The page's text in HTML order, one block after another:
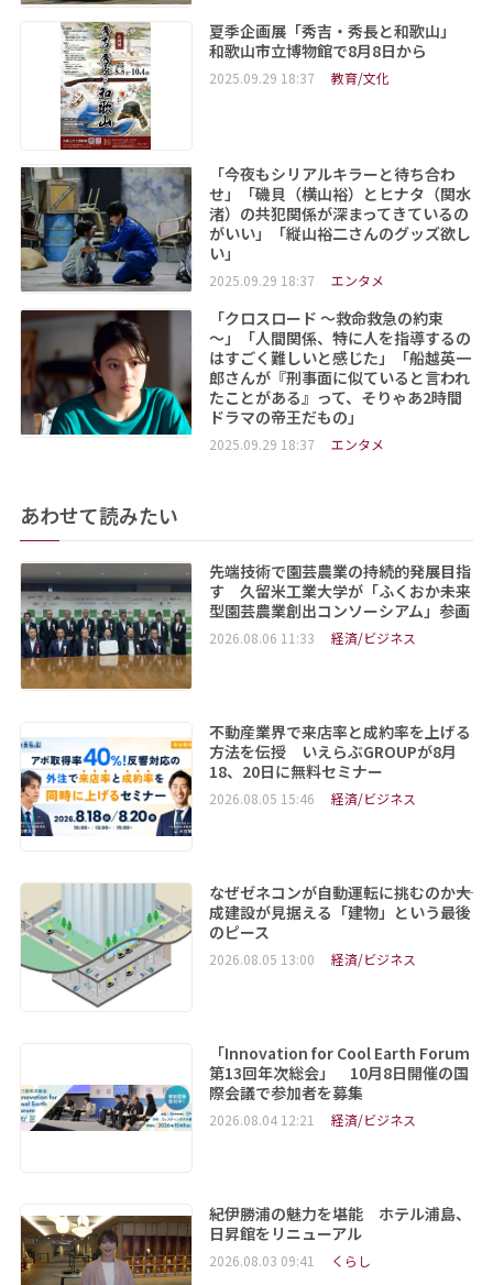
夏季企画展「秀吉・秀長と和歌山」
和歌山市立博物館で8月8日から
2025.09.29 18:37 教育/文化
「今夜もシリアルキラーと待ち合わ
せ」「磯貝（横山裕）とヒナタ（関水
渚）の共犯関係が深まってきているの
がいい」「縦山裕二さんのグッズ欲し
い」
2025.09.29 18:37 エンタメ
「クロスロード ～救命救急の約束
～」「人間関係、特に人を指導するの
はすごく難しいと感じた」「船越英一
郎さんが『刑事面に似ていると言われ
たことがある』って、そりゃあ2時間
ドラマの帝王だもの」
2025.09.29 18:37 エンタメ
あわせて読みたい
先端技術で園芸農業の持続的発展目指
す 久留米工業大学が「ふくおか未来
型園芸農業創出コンソーシアム」参画
2026.08.06 11:33 経済/ビジネス
不動産業界で来店率と成約率を上げる
方法を伝授 いえらぶGROUPが8月
18、20日に無料セミナー
2026.08.05 15:46 経済/ビジネス
なぜゼネコンが自動運転に挑むのか――大
成建設が見据える「建物」という最後
のピース
2026.08.05 13:00 経済/ビジネス
「Innovation for Cool Earth Forum
第13回年次総会」 10月8日開催の国
際会議で参加者を募集
2026.08.04 12:21 経済/ビジネス
紀伊勝浦の魅力を堪能 ホテル浦島、
日昇館をリニューアル
2026.08.03 09:41 くらし